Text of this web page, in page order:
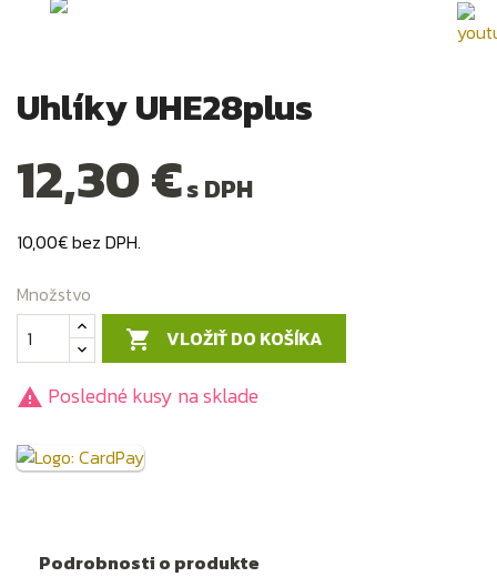
Uhlíky UHE28plus
12,30 €s DPH
10,00€ bez DPH.
Množstvo

VLOŽIŤ DO KOŠÍKA
 Posledné kusy na sklade
Podrobnosti o produkte